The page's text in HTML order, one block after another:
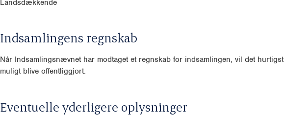
Landsdækkende
Indsamlingens regnskab
Når Indsamlingsnævnet har modtaget et regnskab for indsamlingen, vil det hurtigst
muligt blive offentliggjort.
Eventuelle yderligere oplysninger